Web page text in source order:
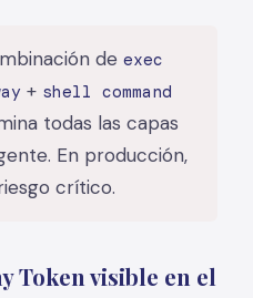
de exec
+ shell command
todas las capas
En producción,
crítico.
Token visible en el